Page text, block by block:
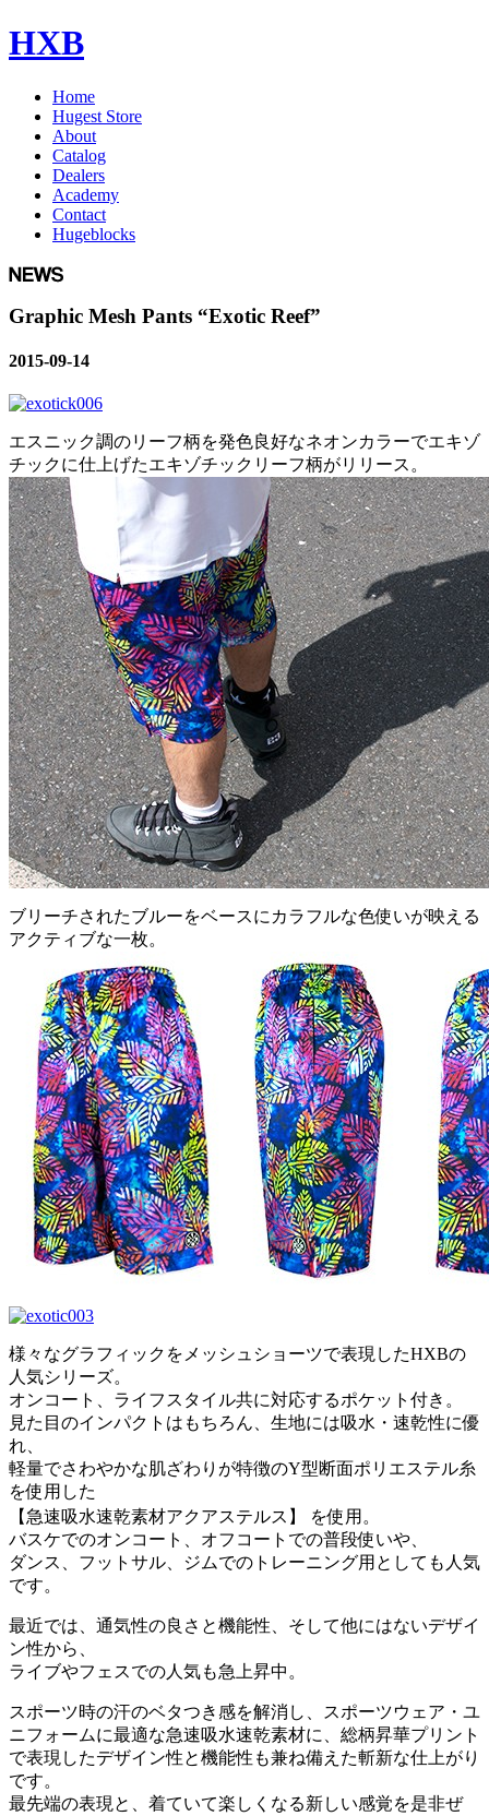
HXB
Home
Hugest Store
About
Catalog
Dealers
Academy
Contact
Hugeblocks
Graphic Mesh Pants “Exotic Reef”
2015-09-14
エスニック調のリーフ柄を発色良好なネオンカラーでエキゾ
チックに仕上げたエキゾチックリーフ柄がリリース。
ブリーチされたブルーをベースにカラフルな色使いが映える
アクティブな一枚。
様々なグラフィックをメッシュショーツで表現したHXBの
人気シリーズ。
オンコート、ライフスタイル共に対応するポケット付き。
見た目のインパクトはもちろん、生地には吸水・速乾性に優
れ、
軽量でさわやかな肌ざわりが特徴のY型断面ポリエステル糸
を使用した
【急速吸水速乾素材アクアステルス】 を使用。
バスケでのオンコート、オフコートでの普段使いや、
ダンス、フットサル、ジムでのトレーニング用としても人気
です。
最近では、通気性の良さと機能性、そして他にはないデザイ
ン性から、
ライブやフェスでの人気も急上昇中。
スポーツ時の汗のベタつき感を解消し、スポーツウェア・ユ
ニフォームに最適な急速吸水速乾素材に、総柄昇華プリント
で表現したデザイン性と機能性も兼ね備えた斬新な仕上がり
です。
最先端の表現と、着ていて楽しくなる新しい感覚を是非ぜ